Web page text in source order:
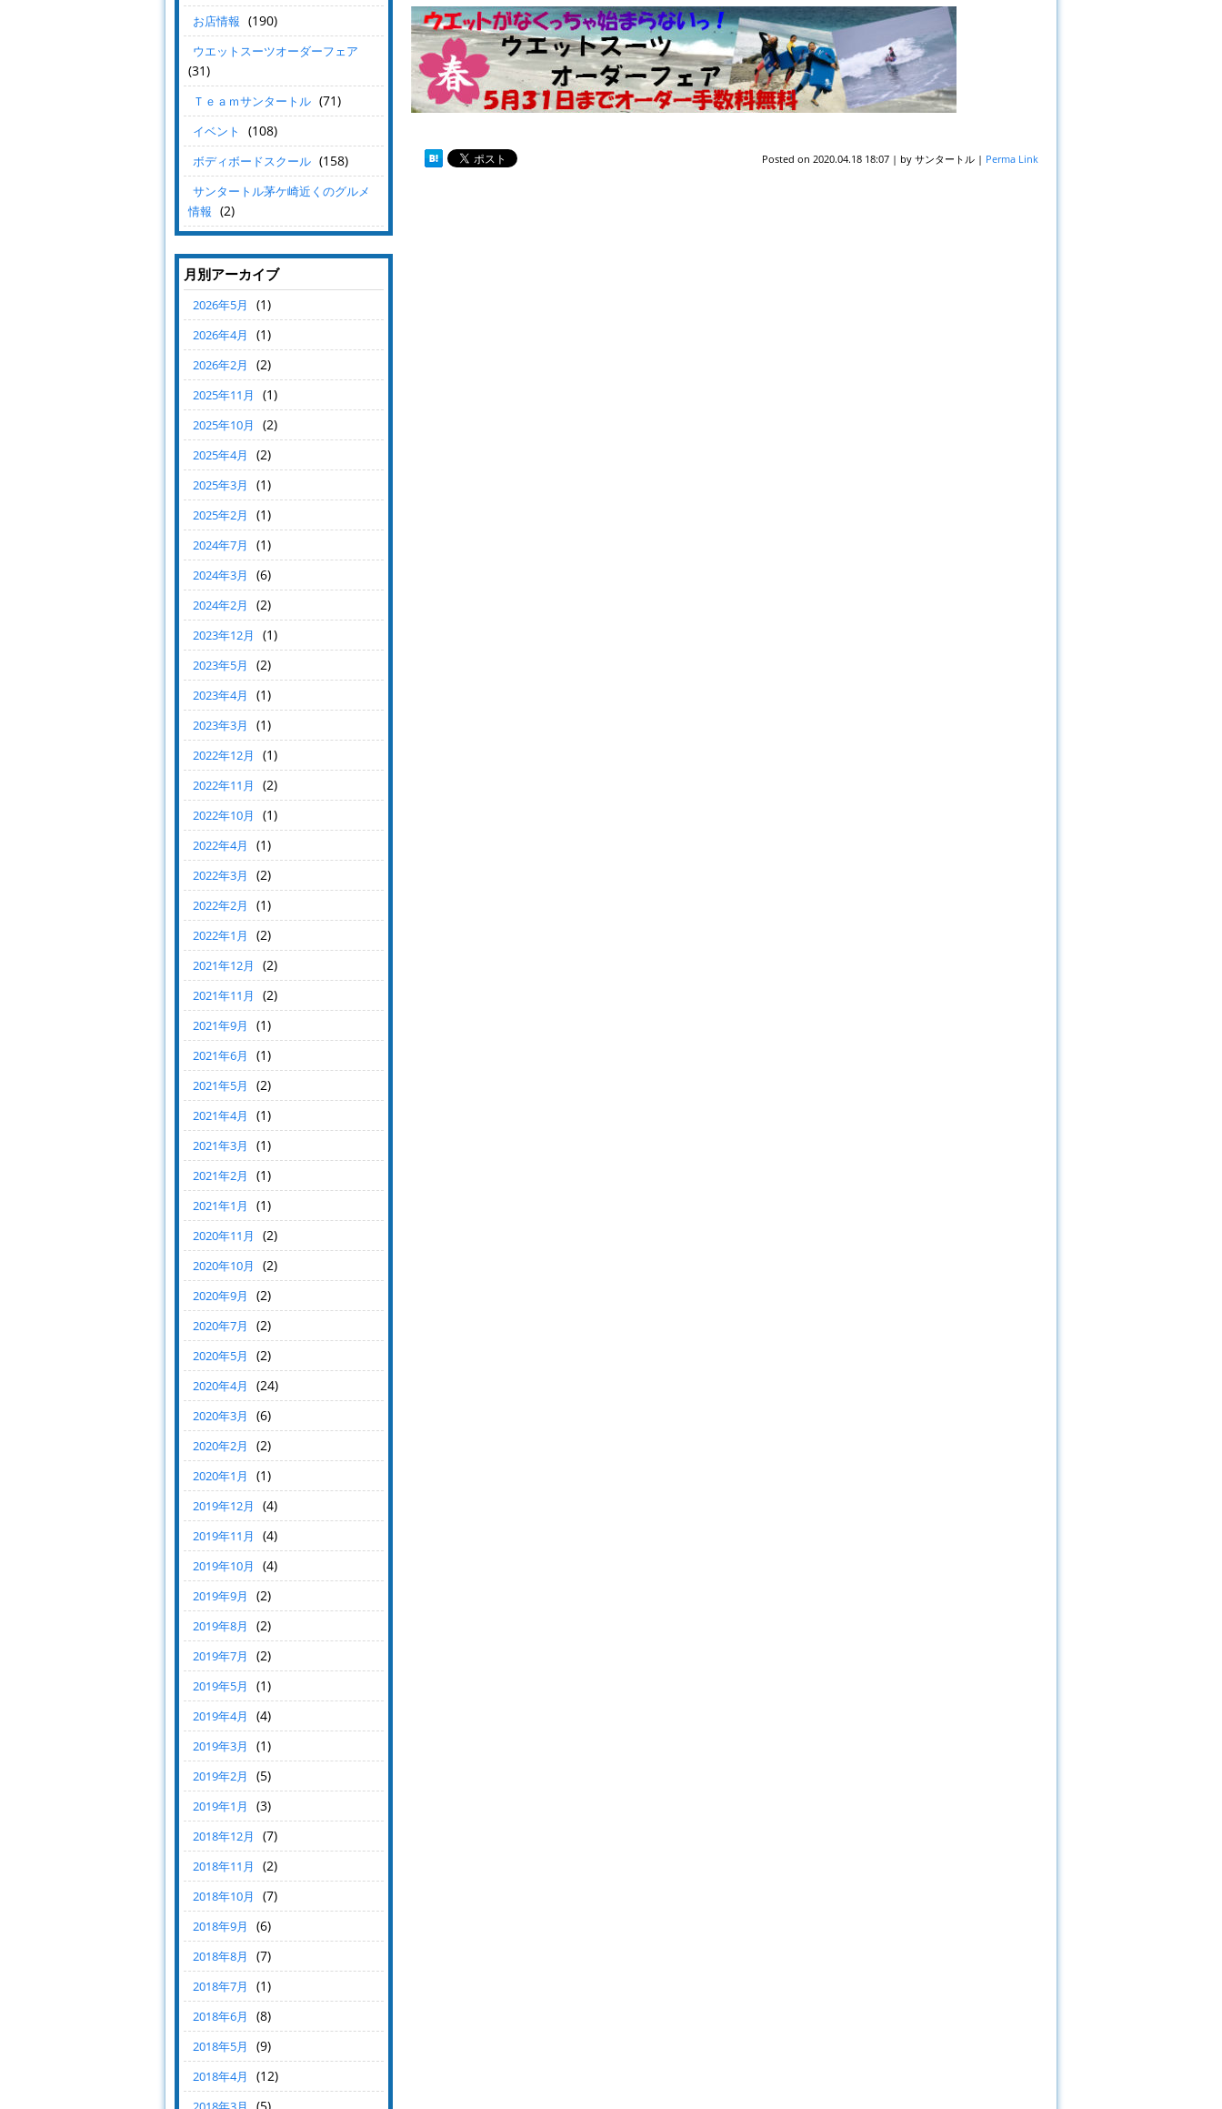
Posted on 2020.04.18 18:07 | by サンタートル | Perma Link
お店情報 (190)
ウエットスーツオーダーフェア
(31)
Ｔｅａｍサンタートル (71)
イベント (108)
ボディボードスクール (158)
サンタートル茅ケ崎近くのグルメ
情報 (2)
月別アーカイブ
2026年5月 (1)
2026年4月 (1)
2026年2月 (2)
2025年11月 (1)
2025年10月 (2)
2025年4月 (2)
2025年3月 (1)
2025年2月 (1)
2024年7月 (1)
2024年3月 (6)
2024年2月 (2)
2023年12月 (1)
2023年5月 (2)
2023年4月 (1)
2023年3月 (1)
2022年12月 (1)
2022年11月 (2)
2022年10月 (1)
2022年4月 (1)
2022年3月 (2)
2022年2月 (1)
2022年1月 (2)
2021年12月 (2)
2021年11月 (2)
2021年9月 (1)
2021年6月 (1)
2021年5月 (2)
2021年4月 (1)
2021年3月 (1)
2021年2月 (1)
2021年1月 (1)
2020年11月 (2)
2020年10月 (2)
2020年9月 (2)
2020年7月 (2)
2020年5月 (2)
2020年4月 (24)
2020年3月 (6)
2020年2月 (2)
2020年1月 (1)
2019年12月 (4)
2019年11月 (4)
2019年10月 (4)
2019年9月 (2)
2019年8月 (2)
2019年7月 (2)
2019年5月 (1)
2019年4月 (4)
2019年3月 (1)
2019年2月 (5)
2019年1月 (3)
2018年12月 (7)
2018年11月 (2)
2018年10月 (7)
2018年9月 (6)
2018年8月 (7)
2018年7月 (1)
2018年6月 (8)
2018年5月 (9)
2018年4月 (12)